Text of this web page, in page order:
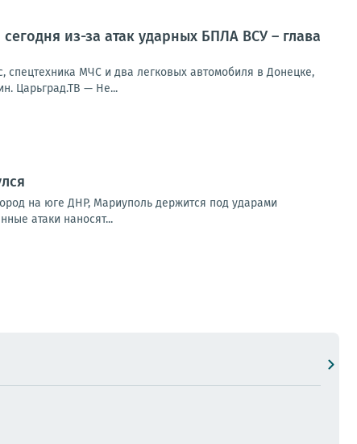
из-за атак ударных БПЛА ВСУ – глава
спецтехника МЧС и два легковых автомобиля в Донецке,
Царьград.ТВ — Не...
на юге ДНР, Мариуполь держится под ударами
атаки наносят...